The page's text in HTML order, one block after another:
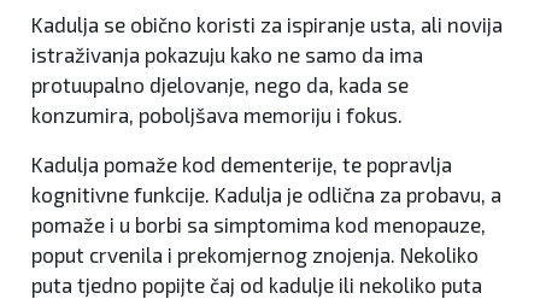
Kadulja se obično koristi za ispiranje usta, ali novija
istraživanja pokazuju kako ne samo da ima
protuupalno djelovanje, nego da, kada se
konzumira, poboljšava memoriju i fokus.
Kadulja pomaže kod dementerije, te popravlja
kognitivne funkcije. Kadulja je odlična za probavu, a
pomaže i u borbi sa simptomima kod menopauze,
poput crvenila i prekomjernog znojenja. Nekoliko
puta tjedno popijte čaj od kadulje ili nekoliko puta